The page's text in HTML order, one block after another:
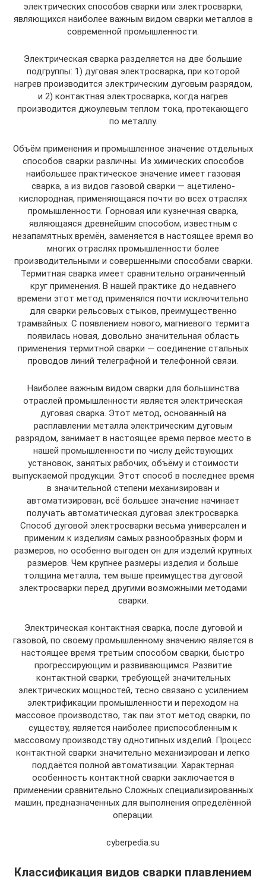
электрических способов сварки или электросварки,
являющихся наиболее важным видом сварки металлов в
современной промышленности.
Электрическая сварка разделяется на две большие
подгруппы: 1) дуговая электросварка, при которой
нагрев производится электрическим дуговым разрядом,
и 2) контактная электросварка, когда нагрев
производится джоулевым теплом тока, протекающего
по металлу.
Объём применения и промышленное значение отдельных
способов сварки различны. Из химических способов
наибольшее практическое значение имеет газовая
сварка, а из видов газовой сварки — ацетилено-
кислородная, применяющаяся почти во всех отраслях
промышленности. Горновая или кузнечная сварка,
являющаяся древнейшим способом, известным с
незапамятных времён, заменяется в настоящее время во
многих отраслях промышленности более
производительными и совершенными способами сварки.
Термитная сварка имеет сравнительно ограниченный
круг применения. В нашей практике до недавнего
времени этот метод применялся почти исключительно
для сварки рельсовых стыков, преимущественно
трамвайных. С появлением нового, магниевого термита
появилась новая, довольно значительная область
применения термитной сварки — соединение стальных
проводов линий телеграфной и телефонной связи.
Наиболее важным видом сварки для большинства
отраслей промышленности является электрическая
дуговая сварка. Этот метод, основанный на
расплавлении металла электрическим дуговым
разрядом, занимает в настоящее время первое место в
нашей промышленности по числу действующих
установок, занятых рабочих, объёму и стоимости
выпускаемой продукции. Этот способ в последнее время
в значительной степени механизирован и
автоматизирован, всё большее значение начинает
получать автоматическая дуговая электросварка.
Способ дуговой электросварки весьма универсален и
применим к изделиям самых разнообразных форм и
размеров, но особенно выгоден он для изделий крупных
размеров. Чем крупнее размеры изделия и больше
толщина металла, тем выше преимущества дуговой
электросварки перед другими возможными методами
сварки.
Электрическая контактная сварка, после дуговой и
газовой, по своему промышленному значению является в
настоящее время третьим способом сварки, быстро
прогрессирующим и развивающимся. Развитие
контактной сварки, требующей значительных
электрических мощностей, тесно связано с усилением
электрификации промышленности и переходом на
массовое производство, так паи этот метод сварки, по
существу, является наиболее приспособленным к
массовому производству однотипных изделий. Процесс
контактной сварки значительно механизирован и легко
поддаётся полной автоматизации. Характерная
особенность контактной сварки заключается в
применении сравнительно Сложных специализированных
машин, предназначенных для выполнения определённой
операции.
cyberpedia.su
Классификация видов сварки плавлением